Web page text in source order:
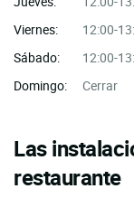
Viernes:
12:00-
Sábado:
12:00-
Domingo:
Cerrar
Las
restaurante